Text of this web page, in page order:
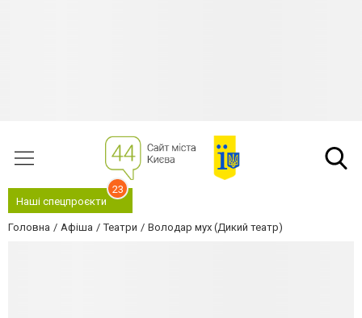
Наші спецпроєкти
23
Головна Афіша Театри Володар мух (Дикий театр)